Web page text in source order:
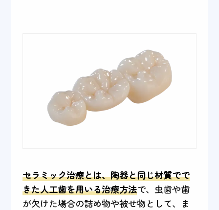
セラミック治療とは、陶器と同じ材質でで
きた人工歯を用いる治療方法で、虫歯や歯
が欠けた場合の詰め物や被せ物として、ま